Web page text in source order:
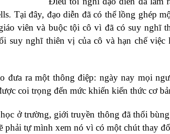
Tại đây, đạo diễn đã có thể lồng ghép
viên và buộc tội cô vì đã có suy nghĩ
suy nghĩ thiên vị của cô và hạn chế việc
đưa ra một thông điệp: ngày nay mọi
coi trọng đến mức khiến kiến thức cơ
ở trường, giới truyền thông đã thổi
phải tự mình xem nó vì có một chút thay